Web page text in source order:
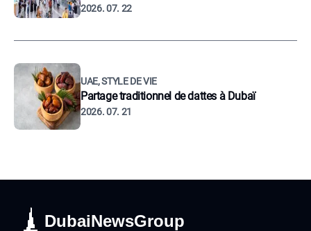
2026. 07. 22
UAE, STYLE DE VIE
Partage traditionnel de dattes à Dubaï
2026. 07. 21
DubaiNewsGroup